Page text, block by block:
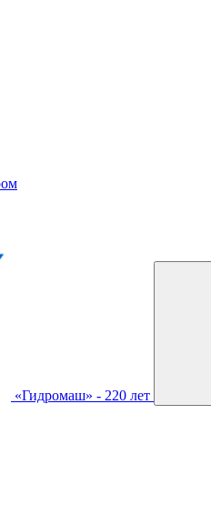
«Гидромаш» - 220 лет